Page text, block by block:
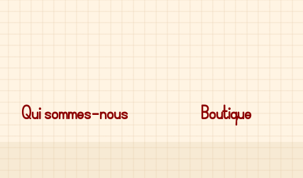
Qui sommes-nous Boutique